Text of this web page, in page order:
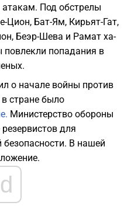
Под обстрелы
Цион, Бат-Ям, Кирьят-Гат,
Беэр-Шева и Рамат ха-
попадания в
о начале войны против
в стране было
Министерство обороны
для
безопасности. В нашей